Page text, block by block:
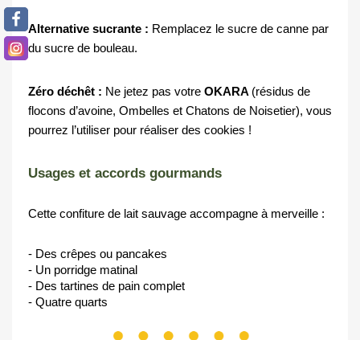
Alternative sucrante : Remplacez le sucre de canne par
du sucre de bouleau.
Zéro déchêt : Ne jetez pas votre OKARA (résidus de
flocons d’avoine, Ombelles et Chatons de Noisetier), vous
pourrez l’utiliser pour réaliser des cookies !
Usages et accords gourmands
Cette confiture de lait sauvage accompagne à merveille :
- Des crêpes ou pancakes
- Un porridge matinal
- Des tartines de pain complet
- Quatre quarts